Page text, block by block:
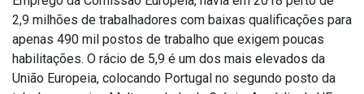
2,9 milhões de trabalhadores com baixas qualificações para
apenas 490 mil postos de trabalho que exigem poucas
habilitações. O rácio de 5,9 é um dos mais elevados da
União Europeia, colocando Portugal no segundo posto da